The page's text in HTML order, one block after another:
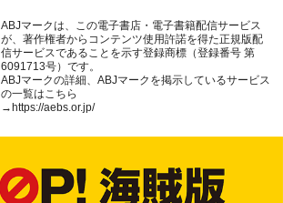
ABJマークは、この電子書店・電子書籍配信サービス
が、著作権者からコンテンツ使用許諾を得た正規版配
信サービスであることを示す登録商標（登録番号 第
6091713号）です。
ABJマークの詳細、ABJマークを掲示しているサービス
の一覧はこちら
→ https://aebs.or.jp/